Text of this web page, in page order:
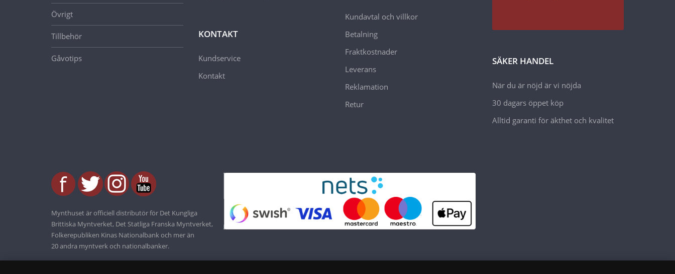
Övrigt
Tillbehör
Gåvotips
KONTAKT
Kundservice
Kontakt
Kundavtal och villkor
Betalning
Fraktkostnader
Leverans
Reklamation
Retur
SÄKER HANDEL
När du är nöjd är vi nöjda
30 dagars öppet köp
Alltid garanti för äkthet och kvalitet
Mynthuset är officiell distributör för Det Kungliga
Brittiska Myntverket, Det Statliga Franska Myntverket,
Folkerepubliken Kinas Nationalbank och mer än
20 andra myntverk och nationalbanker.